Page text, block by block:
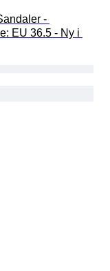
-
EU 36.5 - Ny i